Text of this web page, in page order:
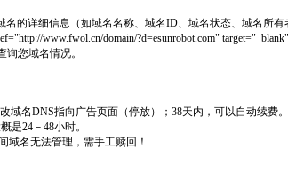
的详细信息（如域名名称、域名ID、域名状态、域名所有
www.fwol.cn/domain/?d=esunrobot.com"
您域名情况。
域名DNS指向广告页面（停放）；38天内，可以自动续费。
是24－48小时。
域名无法管理，需手工赎回！